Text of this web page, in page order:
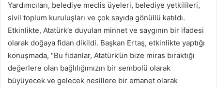
Yardımcıları, belediye meclis üyeleri, belediye yetkilileri,
sivil toplum kuruluşları ve çok sayıda gönüllü katıldı.
Etkinlikte, Atatürk’e duyulan minnet ve saygının bir ifadesi
olarak doğaya fidan dikildi. Başkan Ertaş, etkinlikte yaptığı
konuşmada, “Bu fidanlar, Atatürk’ün bize miras bıraktığı
değerlere olan bağlılığımızın bir sembolü olarak
büyüyecek ve gelecek nesillere bir emanet olarak